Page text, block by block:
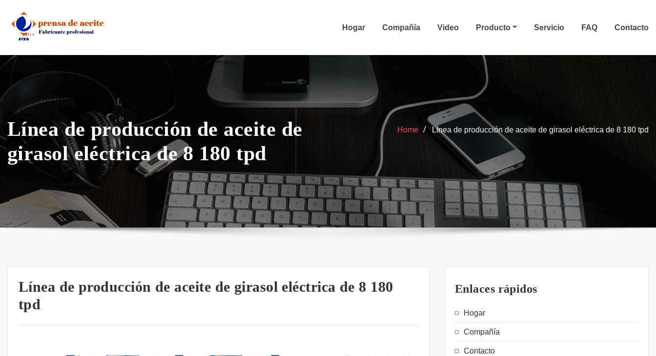
content
Hogar Compañía Video Producto Servicio FAQ Contacto
Línea de producción de aceite de
girasol eléctrica de 8 180 tpd
Home Línea de producción de aceite de girasol eléctrica de 8 180 tpd
Línea de producción de aceite de girasol eléctrica de 8 180
tpd
Enlaces rápidos
Hogar
Compañía
Contacto